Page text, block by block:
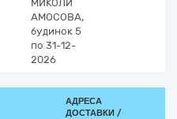
МИКОЛИ
АМОСОВА,
будинок 5
по 31-12-
2026
АДРЕСА
ДОСТАВКИ /